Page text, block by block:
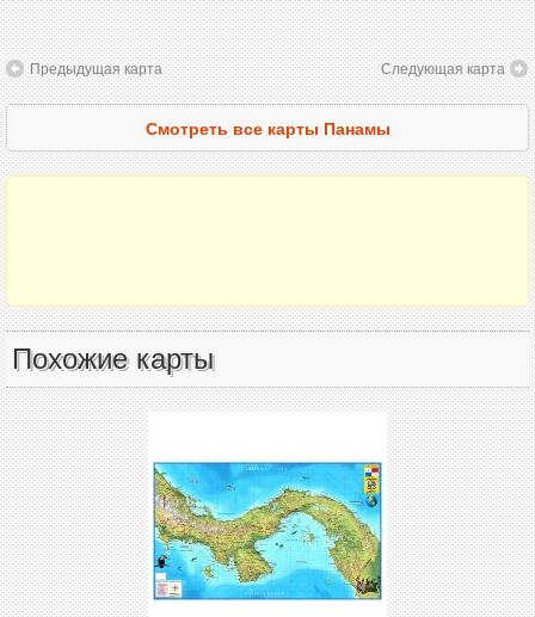
Предыдущая карта Следующая карта
Смотреть все карты Панамы
Похожие карты